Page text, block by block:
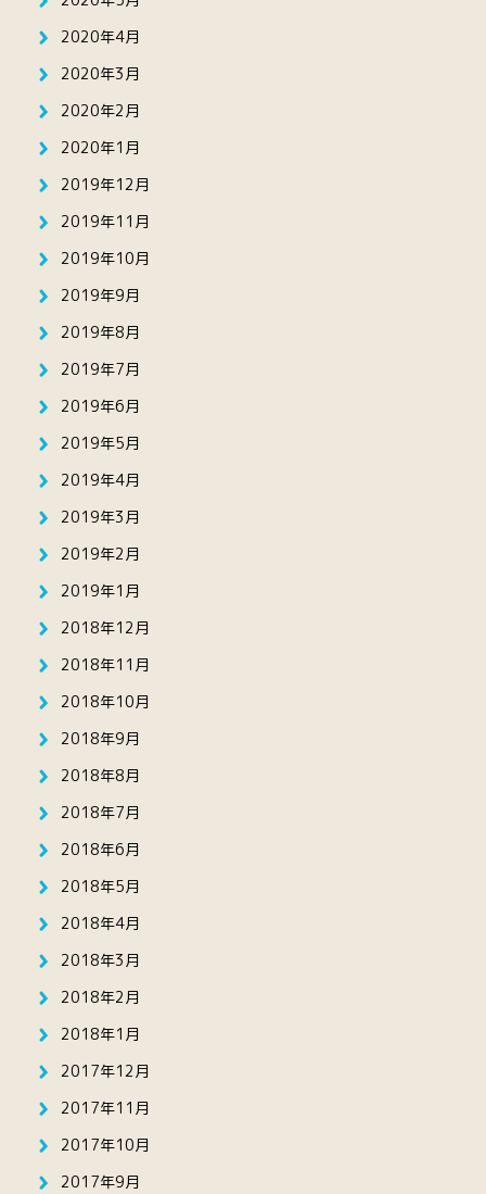
2020年4月
2020年3月
2020年2月
2020年1月
2019年12月
2019年11月
2019年10月
2019年9月
2019年8月
2019年7月
2019年6月
2019年5月
2019年4月
2019年3月
2019年2月
2019年1月
2018年12月
2018年11月
2018年10月
2018年9月
2018年8月
2018年7月
2018年6月
2018年5月
2018年4月
2018年3月
2018年2月
2018年1月
2017年12月
2017年11月
2017年10月
2017年9月